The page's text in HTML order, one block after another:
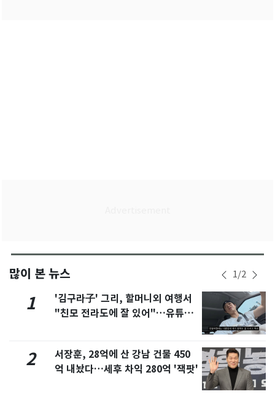
많이 본 뉴스 1/2
1
'김구라子' 그리, 할머니외 여행서
"친모 전라도에 잘 있어"…유튜브
2
서장훈, 28억에 산 강남 건물 450
억 내놨다…세후 차익 280억 '잭팟'